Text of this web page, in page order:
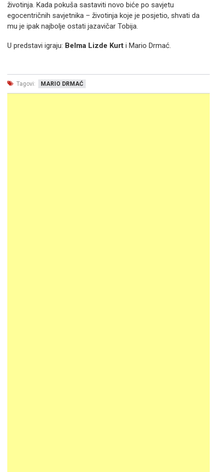
životinja. Kada pokuša sastaviti novo biće po savjetu
egocentričnih savjetnika – životinja koje je posjetio, shvati da
mu je ipak najbolje ostati jazavičar Tobija.
U predstavi igraju: Belma Lizde Kurt i Mario Drmać.
Tagovi: MARIO DRMAĆ